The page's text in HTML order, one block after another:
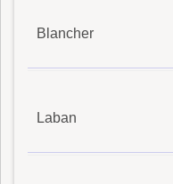
Blancher
Laban